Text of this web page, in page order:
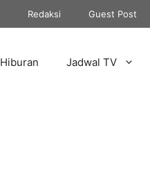
Redaksi Guest Post
Hiburan Jadwal TV